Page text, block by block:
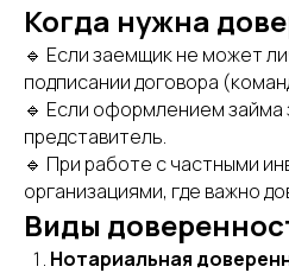
Когда нужна
🔹 Если заемщик не может
подписании договора
🔹 Если оформлением
представитель.
🔹 При работе с частными
организациями, где важно
Виды
Нотариальная